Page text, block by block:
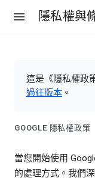
隱私權與
這是《隱私權政
過往版本 。
GOOGLE 隱私權政策
當您開始使用
的處理方式。我們